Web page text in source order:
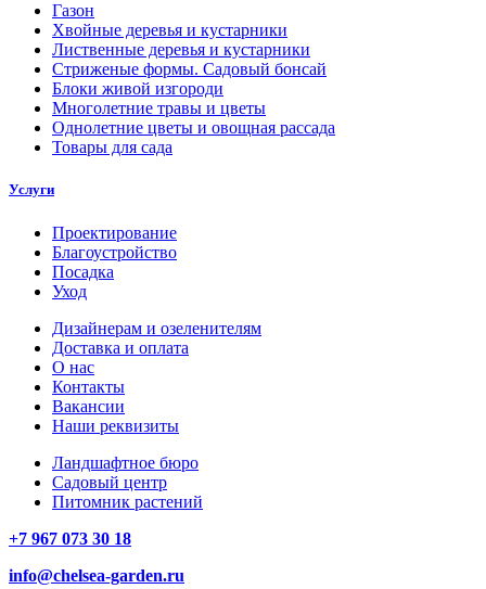
Газон
Хвойные деревья и кустарники
Лиственные деревья и кустарники
Стриженые формы. Садовый бонсай
Блоки живой изгороди
Многолетние травы и цветы
Однолетние цветы и овощная рассада
Товары для сада
Услуги
Проектирование
Благоустройство
Посадка
Уход
Дизайнерам и озеленителям
Доставка и оплата
О нас
Контакты
Вакансии
Наши реквизиты
Ландшафтное бюро
Садовый центр
Питомник растений
+7 967 073 30 18
info@chelsea-garden.ru